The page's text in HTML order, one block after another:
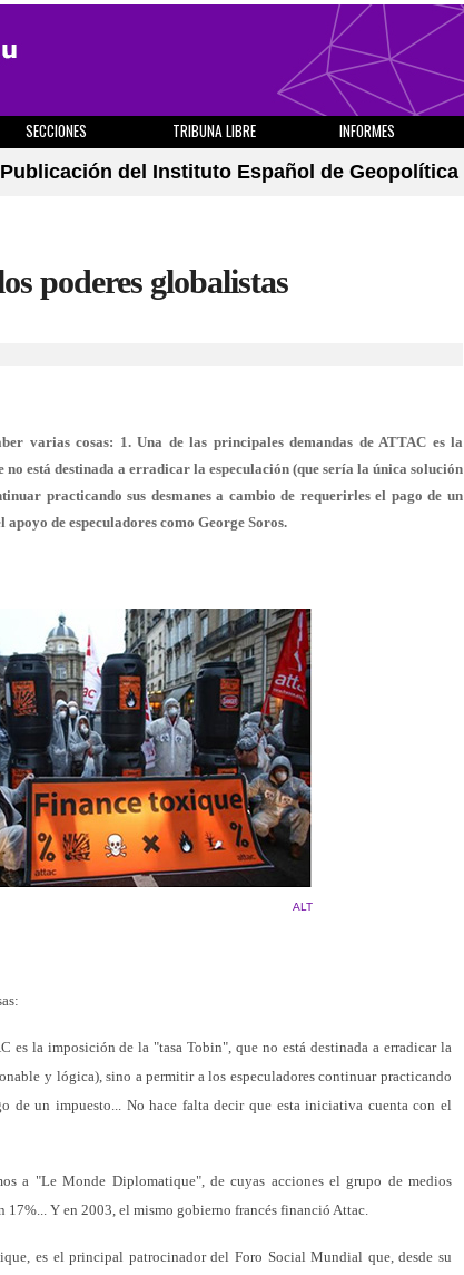
SECCIONES TRIBUNA LIBRE INFORMES
Publicación del Instituto Español de Geopolítica
poderes globalistas
varias cosas: 1. Una de las principales demandas de ATTAC es la
está destinada a erradicar la especulación (que sería la única solución
practicando sus desmanes a cambio de requerirles el pago de un
de especuladores como George Soros.
ALT
es la imposición de la "tasa Tobin", que no está destinada a erradicar la
y lógica), sino a permitir a los especuladores continuar practicando
de un impuesto... No hace falta decir que esta iniciativa cuenta con el
a "Le Monde Diplomatique", de cuyas acciones el grupo de medios
17%... Y en 2003, el mismo gobierno francés financió Attac.
es el principal patrocinador del Foro Social Mundial que, desde su